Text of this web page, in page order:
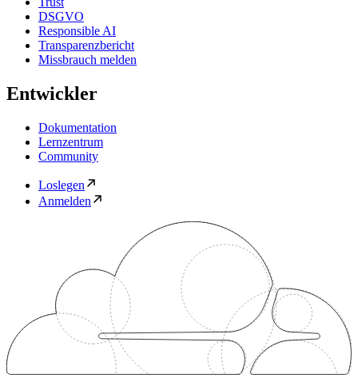
DSGVO
Responsible AI
Transparenzbericht
Missbrauch melden
Entwickler
Dokumentation
Lernzentrum
Community
Loslegen
Anmelden